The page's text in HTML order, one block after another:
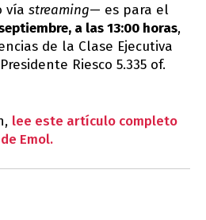
vía streaming— es para el
a las 13:00 horas,
de la Clase Ejecutiva
Riesco 5.335 of.
lee este artículo completo
Emol.